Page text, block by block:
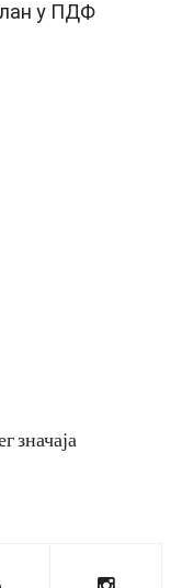
у ПДФ
значаја